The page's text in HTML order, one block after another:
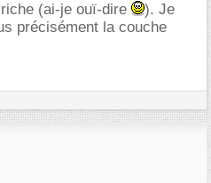
(ai-je ouï-dire
). Je
précisément la couche